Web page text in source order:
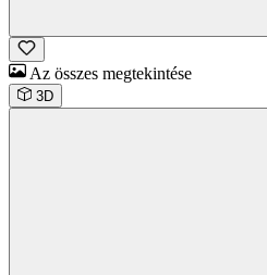
Az összes megtekintése
3D